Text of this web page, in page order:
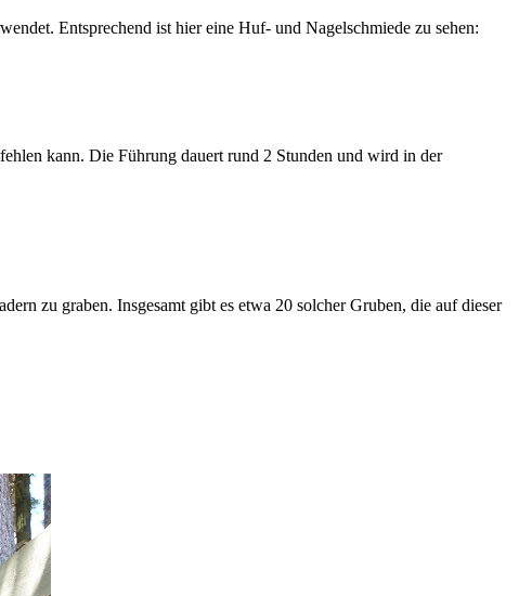
Entsprechend ist hier eine Huf- und Nagelschmiede zu sehen:
kann. Die Führung dauert rund 2 Stunden und wird in der
zu graben. Insgesamt gibt es etwa 20 solcher Gruben, die auf dieser